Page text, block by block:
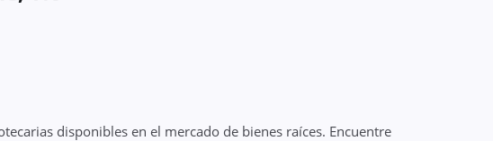
disponibles en el mercado de bienes raíces. Encuentre